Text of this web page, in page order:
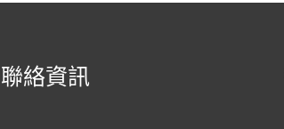
聯絡資訊